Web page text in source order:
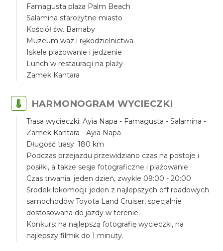
Famagusta plaża Palm Beach
Salamina starożytne miasto
Kościół św. Barnaby
Muzeum waz i rękodzielnictwa
Iskele plażowanie i jedzenie
Lunch w restauracji na plaży
Zamek Kantara
HARMONOGRAM WYCIECZKI
Trasa wycieczki: Ayia Napa - Famagusta - Salamina -
Zamek Kantara - Ayia Napa
Długość trasy: 180 km
Podczas przejazdu przewidziano czas na postoje i
posiłki, a także sesje fotograficzne i plażowanie
Czas trwania: jeden dzień, zwykle 09:00 - 20:00
Środek lokomocji: jeden z najlepszych off roadowych
samochodów Toyota Land Cruiser, specjalnie
dostosowana do jazdy w terenie.
Konkurs: na najlepszą fotografię wycieczki, na
najlepszy filmik do 1 minuty.